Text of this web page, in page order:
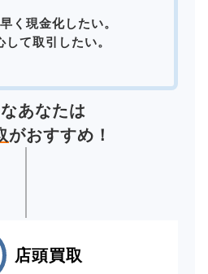
く現金化したい。
して取引したい。
あなたは
がおすすめ！
店頭買取